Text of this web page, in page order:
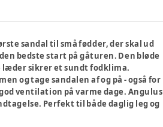
sandal til små fødder, der skal ud
bedste start på gåturen. Den bløde
sikrer et sundt fodklima.
og tage sandalen af og på - også for
ventilation på varme dage. Angulus
Perfekt til både daglig leg og